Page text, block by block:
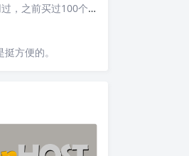
100个水晶头还没有 用完。
方便的。